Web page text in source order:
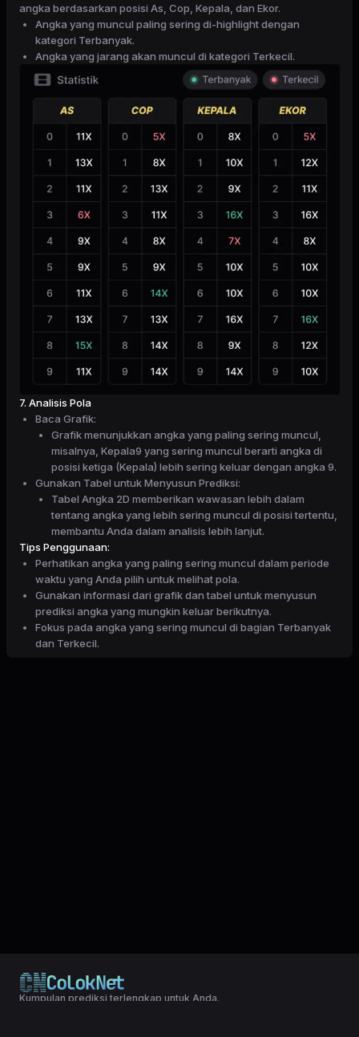
angka berdasarkan posisi As, Cop, Kepala, dan Ekor.
Angka yang muncul paling sering di-highlight dengan
kategori Terbanyak.
Angka yang jarang akan muncul di kategori Terkecil.
7. Analisis Pola
Baca Grafik:
Grafik menunjukkan angka yang paling sering muncul,
misalnya, Kepala9 yang sering muncul berarti angka di
posisi ketiga (Kepala) lebih sering keluar dengan angka 9.
Gunakan Tabel untuk Menyusun Prediksi:
Tabel Angka 2D memberikan wawasan lebih dalam
tentang angka yang lebih sering muncul di posisi tertentu,
membantu Anda dalam analisis lebih lanjut.
Tips Penggunaan:
Perhatikan angka yang paling sering muncul dalam periode
waktu yang Anda pilih untuk melihat pola.
Gunakan informasi dari grafik dan tabel untuk menyusun
prediksi angka yang mungkin keluar berikutnya.
Fokus pada angka yang sering muncul di bagian Terbanyak
dan Terkecil.
Kumpulan prediksi terlengkap untuk Anda.